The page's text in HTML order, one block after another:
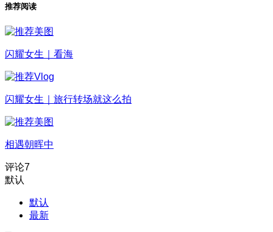
推荐阅读
闪耀女生｜看海
闪耀女生｜旅行转场就这么拍
相遇朝晖中
评论7
默认
默认
最新